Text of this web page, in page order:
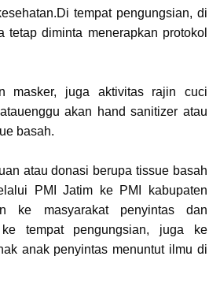
tempat pengungsian, di
tetap diminta menerapkan protokol
masker, juga aktivitas rajin cuci
akan hand sanitizer atau
basah.
atau donasi berupa tissue basah
PMI Jatim ke PMI kabupaten
ke masyarakat penyintas dan
tempat pengungsian, juga ke
anak penyintas menuntut ilmu di